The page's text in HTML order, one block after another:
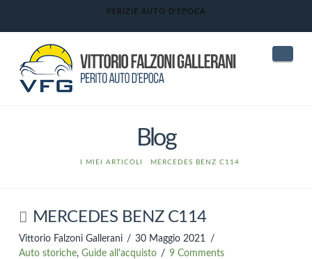
PERIZIE AUTO D'EPOCA
Blog
HOMEI MIEI ARTICOLI MERCEDES BENZ C114
MERCEDES BENZ C114
Vittorio Falzoni Gallerani
30 Maggio 2021
Auto storiche, Guide all'acquisto 9 Comments